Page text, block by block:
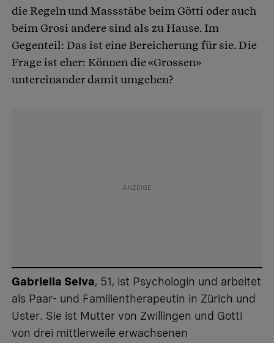
die Regeln und Massstäbe beim Götti oder auch
beim Grosi andere sind als zu Hause. Im
Gegenteil: Das ist eine Bereicherung für sie. Die
Frage ist eher: Können die «Grossen»
untereinander damit umgehen?
Gabriella Selva, 51, ist Psychologin und arbeitet
als Paar- und Familientherapeutin in Zürich und
Uster. Sie ist Mutter von Zwillingen und Gotti
von drei mittlerweile erwachsenen